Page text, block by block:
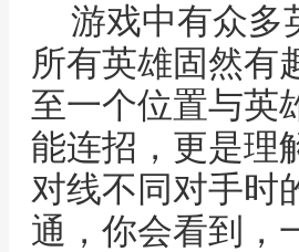
游戏中有众多
所有英雄固然有
至一个位置与英
能连招，更是理
对线不同对手时
通，你会看到，